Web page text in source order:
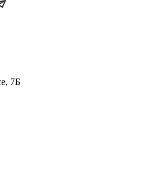
7Б